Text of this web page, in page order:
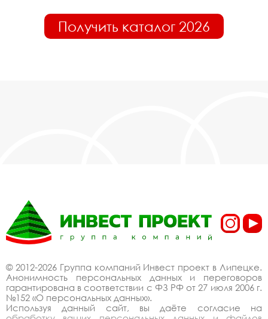
Получить каталог 2026
© 2012-2026 Группа компаний Инвест проект в Липецке.
Анонимность персональных данных и переговоров
гарантирована в соответствии с ФЗ РФ от 27 июля 2006 г.
№152 «О персональных данных».
Используя данный сайт, вы даёте согласие на